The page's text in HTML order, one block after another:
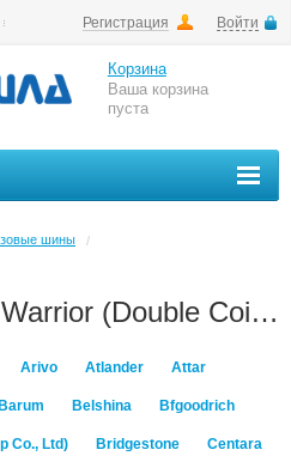
Регистрация Войти
Корзина
Ваша корзина
пуста
шины
/
Грузовые шины Warrior (Double Coin Holdings)
Arivo Atlander Attar
Barum Belshina Bfgoodrich
Co., Ltd) Bridgestone Centara